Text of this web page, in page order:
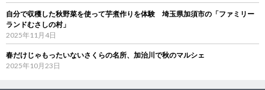
自分で収穫した秋野菜を使って芋煮作りを体験 埼玉県加須市の「ファミリー
ランドむさしの村」
2025年11月4日
春だけじゃもったいないさくらの名所、加治川で秋のマルシェ
2025年10月23日